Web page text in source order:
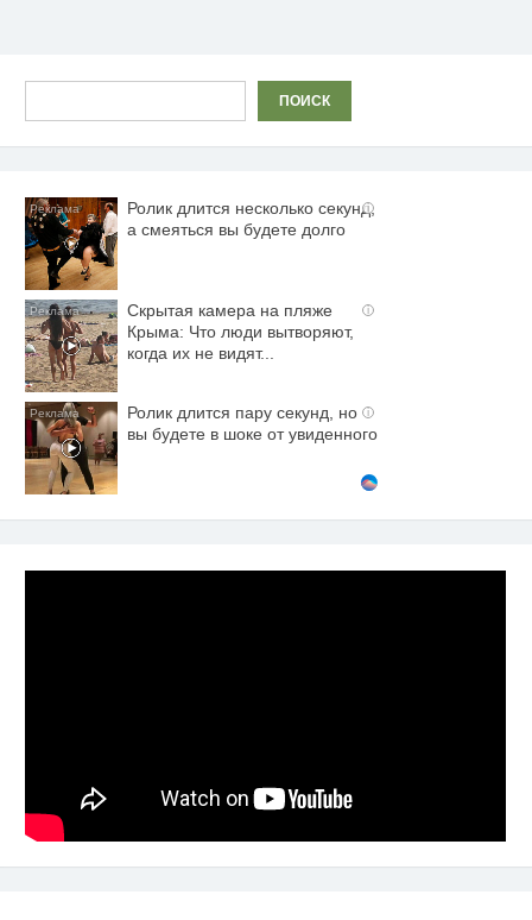
ПОИСК
i
Ролик длится несколько секунд,
а смеяться вы будете долго
i
Скрытая камера на пляже
Крыма: Что люди вытворяют,
когда их не видят...
i
Ролик длится пару секунд, но
вы будете в шоке от увиденного